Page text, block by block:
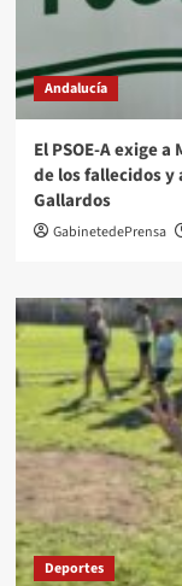
Andalucía
El PSOE-A exige
de los fallecidos y
Gallardos
GabinetedePrensa
Deportes